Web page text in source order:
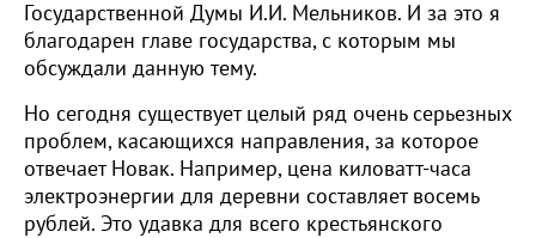
Государственной Думы И.И. Мельников. И за это я
благодарен главе государства, с которым мы
обсуждали данную тему.
Но сегодня существует целый ряд очень серьезных
проблем, касающихся направления, за которое
отвечает Новак. Например, цена киловатт-часа
электроэнергии для деревни составляет восемь
рублей. Это удавка для всего крестьянского